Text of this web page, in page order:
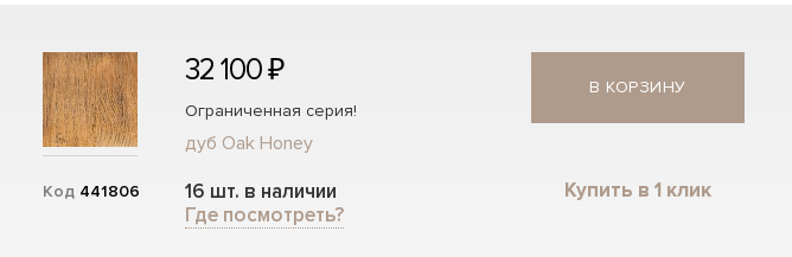
Код 441806
32 100 ₽
Ограниченная серия!
дуб Oak Honey
16 шт. в наличии
Где посмотреть?
В КОРЗИНУ
Купить в 1 клик